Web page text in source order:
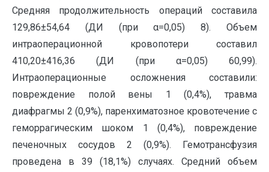
Средняя продолжительность операций составила
129,86±54,64 (ДИ (при α=0,05) 8). Объем
интраоперационной кровопотери составил
410,20±416,36 (ДИ (при α=0,05) 60,99).
Интраоперационные осложнения составили:
повреждение полой вены 1 (0,4%), травма
диафрагмы 2 (0,9%), паренхиматозное кровотечение с
геморрагическим шоком 1 (0,4%), повреждение
печеночных сосудов 2 (0,9%). Гемотрансфузия
проведена в 39 (18,1%) случаях. Средний объем